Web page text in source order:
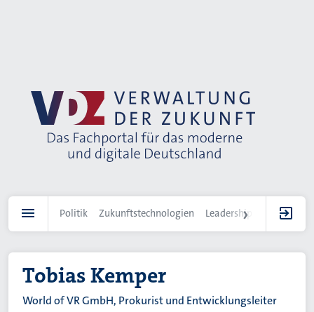
Politik Zukunftstechnologien Leadership IT-
Tobias Kemper
World of VR GmbH, Prokurist und Entwicklungsleiter